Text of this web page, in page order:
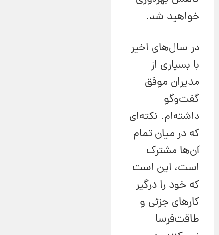
خواهید شد.
در سال‌های اخیر
با بسیاری از
مدیران موفق
گفت‌وگو
داشته‌ام. نکته‌ای
که در میان تمام
آن‌ها مشترک
است، این است
که خود را درگیر
کارهای جزئی و
طاقت‌فرسا